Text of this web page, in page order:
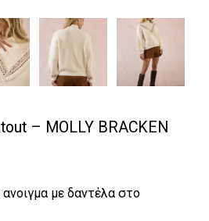
– MOLLY BRACKEN
με δαντέλα στο